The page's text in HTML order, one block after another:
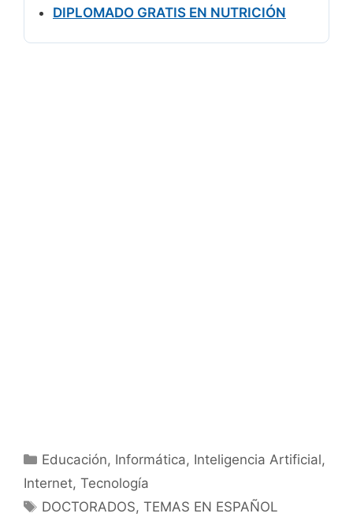
DIPLOMADO GRATIS EN NUTRICIÓN
Categorías
Educación, Informática, Inteligencia Artificial,
Internet, Tecnología
Etiquetas
DOCTORADOS,TEMAS EN ESPAÑOL